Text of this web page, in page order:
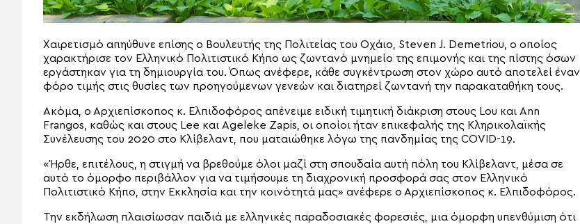
Χαιρετισμό απηύθυνε επίσης ο Βουλευτής της Πολιτείας του Οχάιο, Steven J. Demetriou, ο οποίος
χαρακτήρισε τον Ελληνικό Πολιτιστικό Κήπο ως ζωντανό μνημείο της επιμονής και της πίστης όσων
εργάστηκαν για τη δημιουργία του. Όπως ανέφερε, κάθε συγκέντρωση στον χώρο αυτό αποτελεί έναν
φόρο τιμής στις θυσίες των προηγούμενων γενεών και διατηρεί ζωντανή την παρακαταθήκη τους.
Ακόμα, ο Αρχιεπίσκοπος κ. Ελπιδοφόρος απένειμε ειδική τιμητική διάκριση στους Lou και Ann
Frangos, καθώς και στους Lee και Ageleke Zapis, οι οποίοι ήταν επικεφαλής της Κληρικολαϊκής
Συνέλευσης του 2020 στο Κλίβελαντ, που ματαιώθηκε λόγω της πανδημίας της COVID-19.
«Ήρθε, επιτέλους, η στιγμή να βρεθούμε όλοι μαζί στη σπουδαία αυτή πόλη του Κλίβελαντ, μέσα σε
αυτό το όμορφο περιβάλλον για να τιμήσουμε τη διαχρονική προσφορά σας στον Ελληνικό
Πολιτιστικό Κήπο, στην Εκκλησία και την κοινότητά μας» ανέφερε ο Αρχιεπίσκοπος κ. Ελπιδοφόρος.
Την εκδήλωση πλαισίωσαν παιδιά με ελληνικές παραδοσιακές φορεσιές, μια όμορφη υπενθύμιση ότι